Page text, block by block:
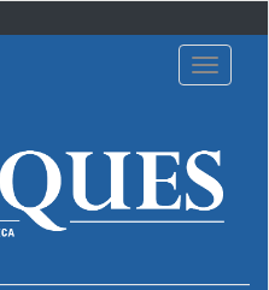
Toggle